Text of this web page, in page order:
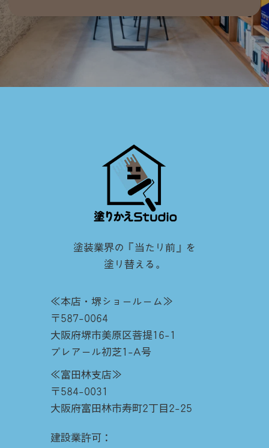
塗装業界の『当たり前』を
塗り替える。
≪本店・堺ショールーム≫
〒587-0064
大阪府堺市美原区菩提16-1
プレアール初芝1-A号
≪富田林支店≫
〒584-0031
大阪府富田林市寿町2丁目2-25
建設業許可：